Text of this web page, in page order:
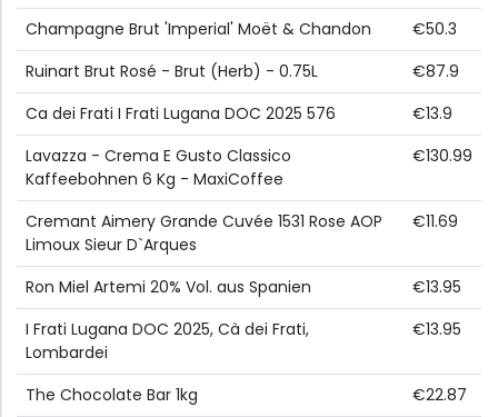
Champagne Brut 'Imperial' Moët & Chandon
€50.3
Ruinart Brut Rosé - Brut (Herb) - 0.75L
€87.9
Ca dei Frati I Frati Lugana DOC 2025 576
€13.9
Lavazza - Crema E Gusto Classico
Kaffeebohnen 6 Kg - MaxiCoffee
€130.99
Cremant Aimery Grande Cuvée 1531 Rose AOP
Limoux Sieur D`Arques
€11.69
Ron Miel Artemi 20% Vol. aus Spanien
€13.95
I Frati Lugana DOC 2025, Cà dei Frati,
Lombardei
€13.95
The Chocolate Bar 1kg
€22.87